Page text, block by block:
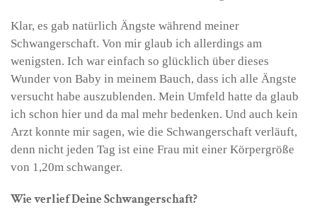
Klar, es gab natürlich Ängste während meiner
Schwangerschaft. Von mir glaub ich allerdings am
wenigsten. Ich war einfach so glücklich über dieses
Wunder von Baby in meinem Bauch, dass ich alle Ängste
versucht habe auszublenden. Mein Umfeld hatte da glaub
ich schon hier und da mal mehr bedenken. Und auch kein
Arzt konnte mir sagen, wie die Schwangerschaft verläuft,
denn nicht jeden Tag ist eine Frau mit einer Körpergröße
von 1,20m schwanger.
Wie verlief Deine Schwangerschaft?